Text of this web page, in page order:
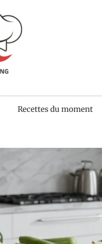
Recettes du moment